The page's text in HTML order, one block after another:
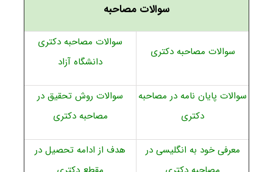
سوالات مصاحبه
سوالات مصاحبه دکتری
سوالات مصاحبه دکتری
دانشگاه آزاد
سوالات پایان نامه در مصاحبه
دکتری
سوالات روش تحقیق در
مصاحبه دکتری
معرفی خود به انگلیسی در
هدف از ادامه تحصیل در